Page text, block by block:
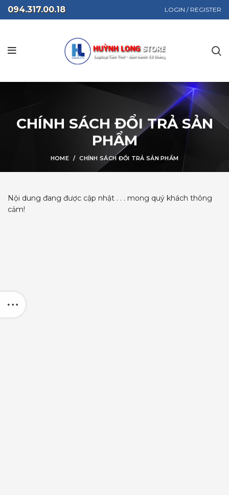
094.317.00.18 LOGIN / REGISTER
CHÍNH SÁCH ĐỔI TRẢ SẢN
PHẨM
HOME CHÍNH SÁCH ĐỔI TRẢ SẢN PHẨM
Nội dung đang được cập nhật . . . mong quý khách thông
cảm!